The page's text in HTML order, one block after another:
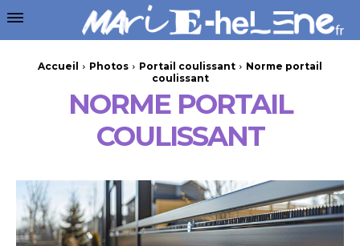
Accueil Photos Portail coulissant
Norme portail
coulissant
NORME PORTAIL
COULISSANT